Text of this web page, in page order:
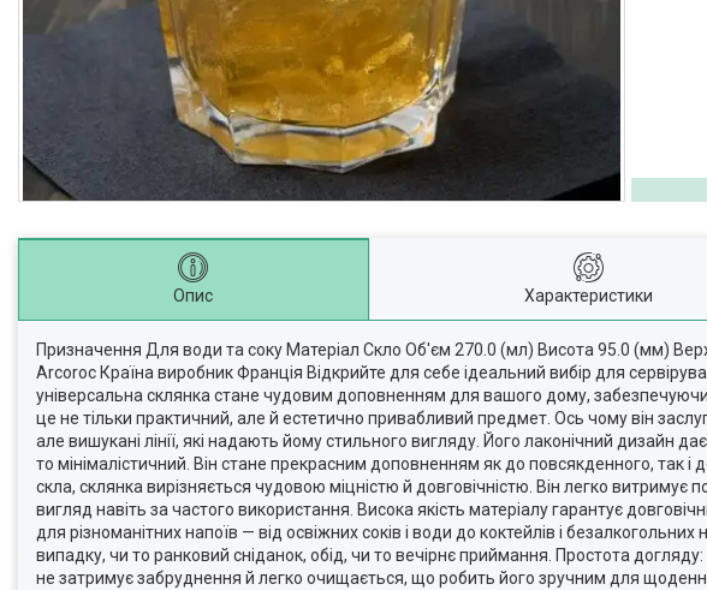
Опис Характеристики
Призначення Для води та соку Матеріал Скло Об'єм 270.0 (мл) Висота 95.0 (мм)
Arcoroc Країна виробник Франція Відкрийте для себе ідеальний вибір для
універсальна склянка стане чудовим доповненням для вашого дому,
це не тільки практичний, але й естетично привабливий предмет. Ось чому він
але вишукані лінії, які надають йому стильного вигляду. Його лаконічний дизайн
то мінімалістичний. Він стане прекрасним доповненням як до повсякденного, так і
скла, склянка вирізняється чудовою міцністю й довговічністю. Він легко
вигляд навіть за частого використання. Висока якість матеріалу гарантує
для різноманітних напоїв — від освіжних соків і води до коктейлів і
випадку, чи то ранковий сніданок, обід, чи то вечірнє приймання. Простота
не затримує забруднення й легко очищається, що робить його зручним для